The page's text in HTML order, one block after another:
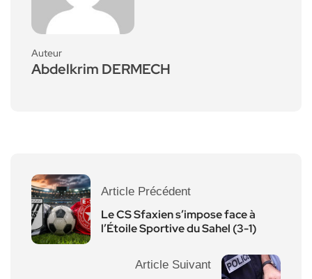
Auteur
Abdelkrim DERMECH
Article Précédent
Le CS Sfaxien s’impose face à
l’Étoile Sportive du Sahel (3-1)
Article Suivant